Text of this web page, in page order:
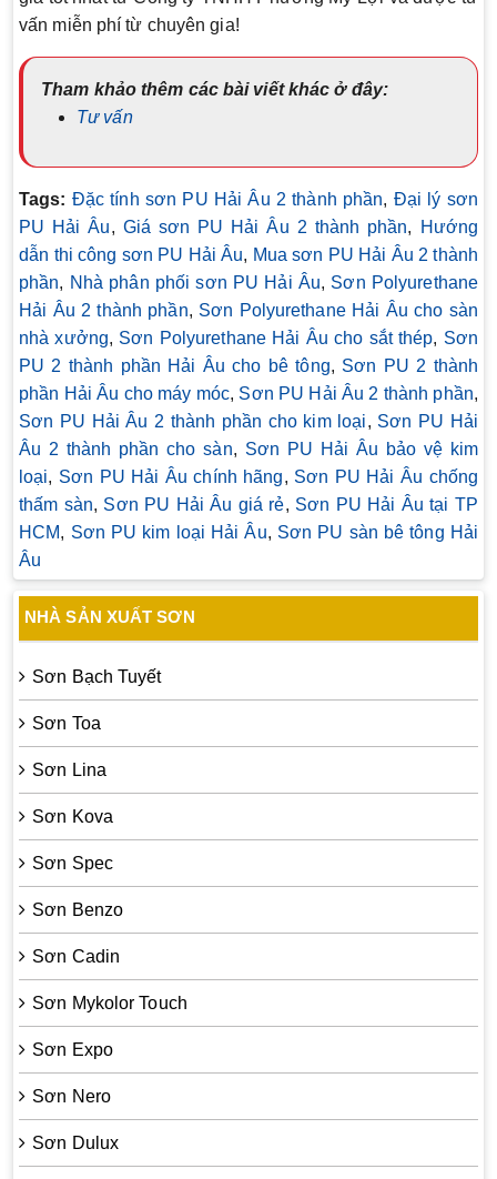
vấn miễn phí từ chuyên gia!
Tham khảo thêm các bài viết khác ở đây:
Tư vấn
Tags: Đặc tính sơn PU Hải Âu 2 thành phần, Đại lý sơn
PU Hải Âu, Giá sơn PU Hải Âu 2 thành phần,
Hướng
dẫn thi công sơn PU Hải Âu, Mua sơn PU Hải Âu 2 thành
phần, Nhà phân phối sơn PU Hải Âu, Sơn Polyurethane
Hải Âu 2 thành phần, Sơn Polyurethane Hải Âu cho sàn
nhà xưởng, Sơn Polyurethane Hải Âu cho sắt thép, Sơn
PU 2 thành phần Hải Âu cho bê tông, Sơn PU 2 thành
phần Hải Âu cho máy móc, Sơn PU Hải Âu 2 thành phần,
Sơn PU Hải Âu 2 thành phần cho kim loại, Sơn PU Hải
Âu 2 thành phần cho sàn, Sơn PU Hải Âu bảo vệ kim
loại, Sơn PU Hải Âu chính hãng, Sơn PU Hải Âu chống
thấm sàn, Sơn PU Hải Âu giá rẻ, Sơn PU Hải Âu tại TP
HCM, Sơn PU kim loại Hải Âu, Sơn PU sàn bê tông Hải
Âu
NHÀ SẢN XUẤT SƠN
Sơn Bạch Tuyết
Sơn Toa
Sơn Lina
Sơn Kova
Sơn Spec
Sơn Benzo
Sơn Cadin
Sơn Mykolor Touch
Sơn Expo
Sơn Nero
Sơn Dulux